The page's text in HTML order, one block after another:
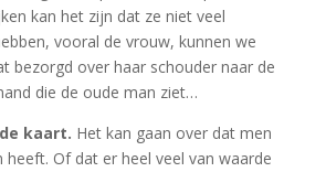
kan het zijn dat ze niet veel
vooral de vrouw, kunnen we
bezorgd over haar schouder naar de
die de oude man ziet…
kaart. Het kan gaan over dat men
heeft. Of dat er heel veel van waarde